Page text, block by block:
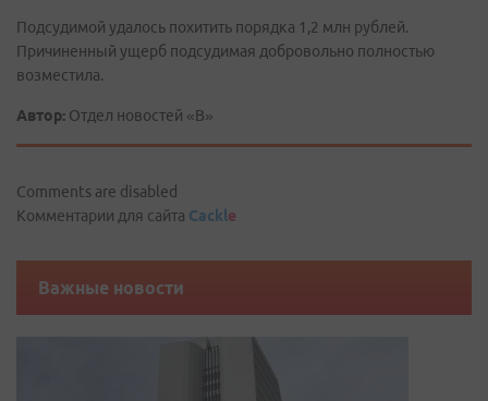
Подсудимой удалось похитить порядка 1,2 млн рублей.
Причиненный ущерб подсудимая добровольно полностью
возместила.
Автор: Отдел новостей «В»
Comments are disabled
Комментарии для сайта Cackle
Важные новости